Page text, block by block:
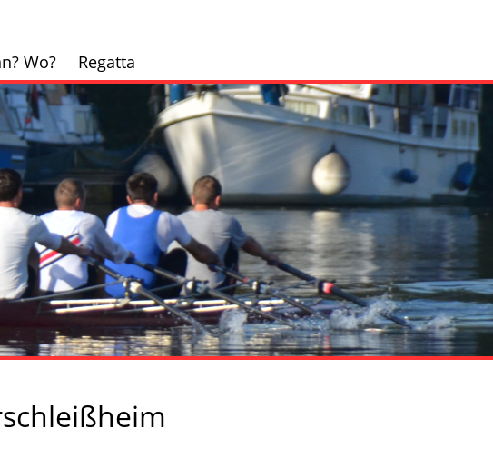
Wo? Regatta